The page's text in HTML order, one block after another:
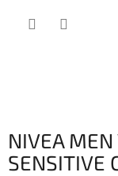
NIVEA MEN
SENSITIVE